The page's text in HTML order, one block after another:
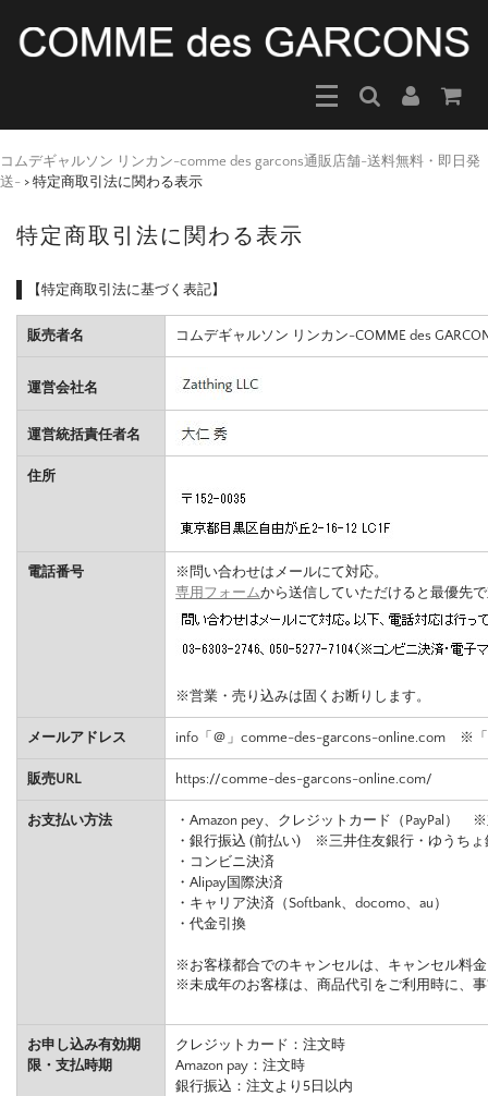
コムデギャルソン リンカン-comme des garcons通販店舗-送料無料・即日発
送- > 特定商取引法に関わる表示
特定商取引法に関わる表示
【特定商取引法に基づく表記】
販売者名 コムデギャルソン リンカン-COMME des
運営会社名
運営統括責任者名
住所
電話番号
※問い合わせはメールにて対応。
専用フォームから送信していただけると最優先
※営業・売り込みは固くお断りします。
メールアドレス info「＠」comme-des-garcons-online.com ※「
販売URL https://comme-des-garcons-online.com/
お支払い方法
・Amazon pey、クレジットカード（PayPal） ※
・銀行振込 (前払い) ※三井住友銀行・ゆうちょ
・コンビニ決済
・Alipay国際決済
・キャリア決済（Softbank、docomo、au）
・代金引換
※お客様都合でのキャンセルは、キャンセル料
※未成年のお客様は、商品代引をご利用時に、
お申し込み有効期
限・支払時期
クレジットカード：注文時
Amazon pay：注文時
銀行振込：注文より5日以内